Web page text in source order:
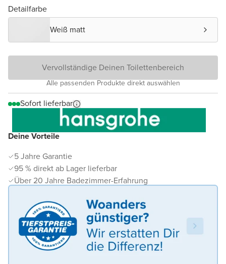
Deine Vorteile
5 Jahre Garantie
95 % direkt ab Lager lieferbar
Über 20 Jahre Badezimmer-Erfahrung
Detailfarbe
Weiß matt
Vervollständige Deinen Toilettenbereich
Alle passenden Produkte direkt auswählen
Sofort lieferbar